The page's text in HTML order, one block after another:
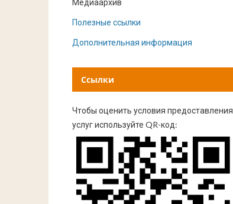
Медиаархив
Полезные ссылки
Дополнительная информация
Ссылки
Чтобы оценить условия предоставления
услуг используйте QR-код: